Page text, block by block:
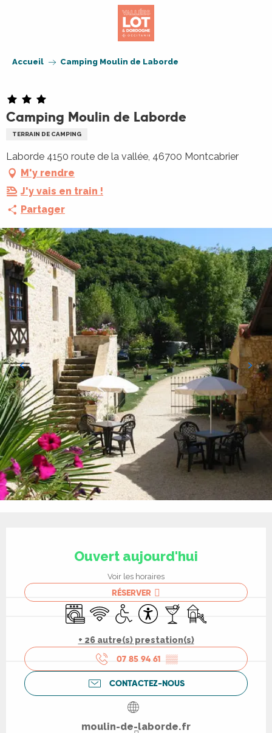
Accueil Camping Moulin de Laborde
Camping Moulin de Laborde
TERRAIN DE CAMPING
Laborde 4150 route de la vallée, 46700 Montcabrier
M'y rendre
J'y vais en train !
Partager
Ouvert aujourd'hui
Voir les horaires
RÉSERVER
Lave linge
WiFi Accès handicapés
AccessibilitéBar / Buvette
Jeux pour enfants
+ 26 autre(s) prestation(s)
07 85 94 61 ▒▒
CONTACTEZ-NOUS
moulin-de-laborde.fr